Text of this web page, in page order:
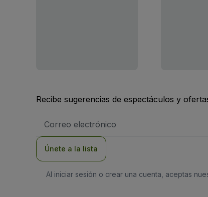
Recibe sugerencias de espectáculos y
de
Únete a la lista
Al iniciar sesión o crear una cuenta, aceptas